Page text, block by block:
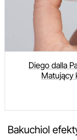
Diego dalla
Matujący
Bakuchiol